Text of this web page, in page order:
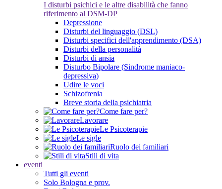
I disturbi psichici e le altre disabilità che fanno
riferimento al DSM-DP
Depressione
Disturbi del linguaggio (DSL)
Disturbi specifici dell'apprendimento (DSA)
Disturbi della personalità
Disturbi di ansia
Disturbo Bipolare (Sindrome maniaco-
depressiva)
Udire le voci
Schizofrenia
Breve storia della psichiatria
Come fare per?
Lavorare
Le Psicoterapie
Le sigle
Ruolo dei familiari
Stili di vita
eventi
Tutti gli eventi
Solo Bologna e prov.